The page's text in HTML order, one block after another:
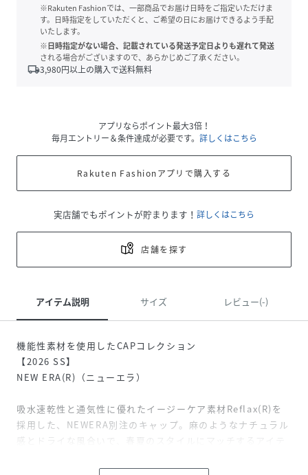
※Rakuten Fashionでは、一部商品でお届け日時をご指定いただけま
す。日時指定をしていただくと、ご希望の日にお届けできるよう手配
いたします。
※日時指定がない場合、記載されている発送予定日よりも遅れて発送
される場合がございますので、あらかじめご了承ください。
local_shipping3,980円以上の購入で送料無料
アプリならポイント最大3倍！
毎月エントリー＆条件達成が必要です。 詳しくはこちら
Rakuten Fashionアプリで購入する
実店舗でもポイントが貯まります！ 詳しくはこちら
店舗を探す
アイテム説明 サイズ レビュー(-)
機能性素材を使用したCAPコレクション
【2026 SS】
NEW ERA(R)（ニューエラ）
吸水速乾性と通気性に優れたイージーケア素材Reflax(R)を
採用した、NEWERA別注のキャップ。麻のようなナチュラル
感とドライな風合いで、春夏のスタイルにマッチするアイテ